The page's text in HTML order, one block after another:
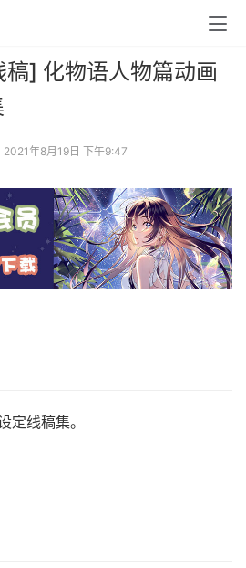
] 化物语人物篇动画
2021年8月19日 下午9:47
定线稿集。